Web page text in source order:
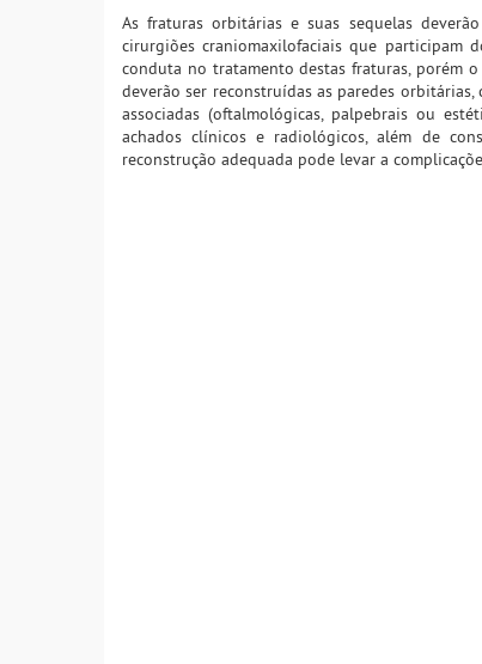
As fraturas orbitárias e suas sequelas
cirurgiões craniomaxilofaciais que participam
conduta no tratamento destas fraturas, porém
deverão ser reconstruídas as paredes
associadas (oftalmológicas, palpebrais ou
achados clínicos e radiológicos, além de
reconstrução adequada pode levar a